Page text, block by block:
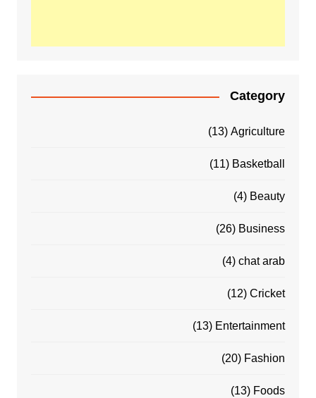
Category
Agriculture
(13)
Basketball
(11)
Beauty
(4)
Business
(26)
chat arab
(4)
Cricket
(12)
Entertainment
(13)
Fashion
(20)
Foods
(13)